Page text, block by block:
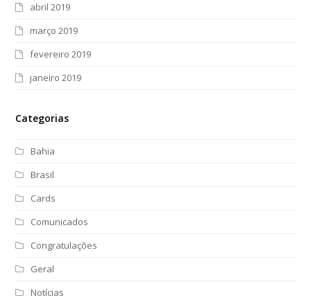
abril 2019
março 2019
fevereiro 2019
janeiro 2019
Categorias
Bahia
Brasil
Cards
Comunicados
Congratulações
Geral
Notícias